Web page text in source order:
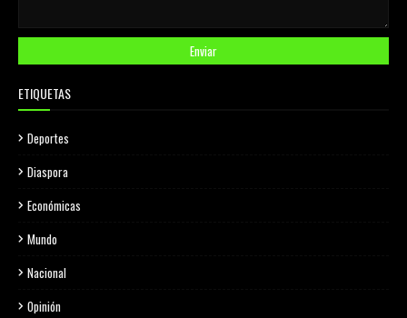
ETIQUETAS
Deportes
Diaspora
Económicas
Mundo
Nacional
Opinión